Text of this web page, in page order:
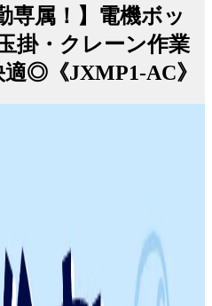
専属！】電機ボッ
掛・クレーン作業
◎《JXMP1-AC》